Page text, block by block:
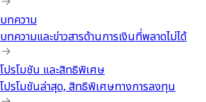
บทความ
บทความและข่าวสารด้านการเงินที่พลาดไม่ได้
โปรโมชัน และสิทธิพิเศษ
โปรโมชันล่าสุด, สิทธิพิเศษทางการลงทุน